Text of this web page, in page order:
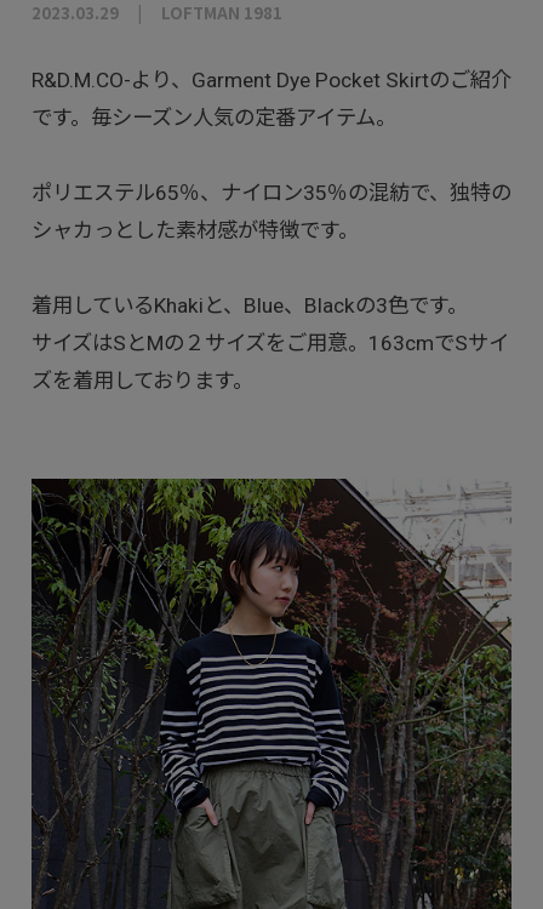
2023.03.29 LOFTMAN 1981
R&D.M.CO-より、Garment Dye Pocket Skirtのご紹介
です。毎シーズン人気の定番アイテム。
ポリエステル65％、ナイロン35％の混紡で、独特の
シャカっとした素材感が特徴です。
着用しているKhakiと、Blue、Blackの3色です。
サイズはSとMの２サイズをご用意。163cmでSサイ
ズを着用しております。